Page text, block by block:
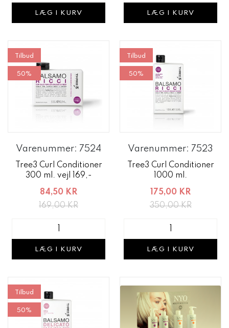
LÆG I KURV LÆG I KURV
Tilbud
50%
Varenummer: 7524
Tree3 Curl Conditioner
300 ml. vejl 169,-
84,50 KR
169,00 KR
LÆG I KURV
Tilbud
50%
Varenummer: 7523
Tree3 Curl Conditioner
1000 ml.
175,00 KR
350,00 KR
LÆG I KURV
Tilbud
50%